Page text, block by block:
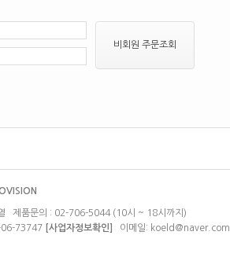
비회원 주문조회
제품문의 : 02-706-5044 (10시 ~ 18시까지)
06-73747
[사업자정보확인] 이메일: koeld@naver.com